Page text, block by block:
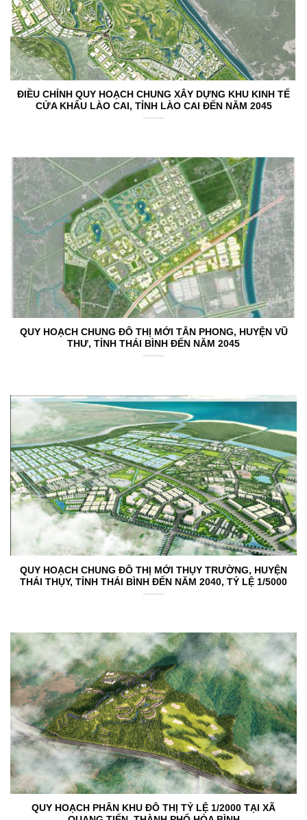
ĐIỀU CHỈNH QUY HOẠCH CHUNG XÂY DỰNG KHU KINH TẾ
CỬA KHẨU LÀO CAI, TỈNH LÀO CAI ĐẾN NĂM 2045
QUY HOẠCH CHUNG ĐÔ THỊ MỚI TÂN PHONG, HUYỆN VŨ
THƯ, TỈNH THÁI BÌNH ĐẾN NĂM 2045
QUY HOẠCH CHUNG ĐÔ THỊ MỚI THỤY TRƯỜNG, HUYỆN
THÁI THỤY, TỈNH THÁI BÌNH ĐẾN NĂM 2040, TỶ LỆ 1/5000
QUY HOẠCH PHÂN KHU ĐÔ THỊ TỶ LỆ 1/2000 TẠI XÃ